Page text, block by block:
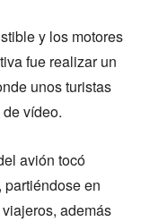
y los motores
fue realizar un
unos turistas
vídeo.
avión tocó
partiéndose en
además